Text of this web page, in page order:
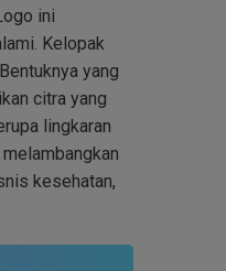
ini
Kelopak
yang
citra yang
lingkaran
kesehatan,